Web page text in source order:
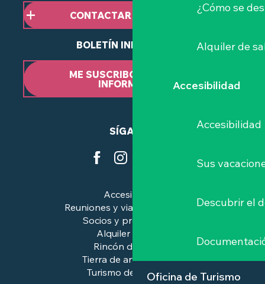
¿Cómo se
Alquiler de
Accesibilidad
Accesibilidad
Sus
Descubrir el
Oficina de Turismo
CONTACTAR CON NOSOTROS
BOLETÍN INFORMATIVO
ME SUSCRIBO AL BOLETÍN
INFORMATIVO
SÍGANOS
Accesibilidad
Reuniones y viajes de negocios
Socios y profesionales
Alquiler de salas
Rincón de prensa
Tierra de arte e historia
Turismo de calidad™.